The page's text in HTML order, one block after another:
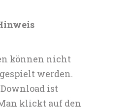
können nicht
werden.
ist
klickt auf den